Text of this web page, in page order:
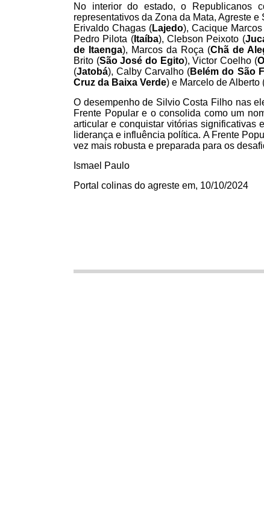
No interior do estado, o Republicanos
representativos da Zona da Mata, Agreste
Erivaldo Chagas (Lajedo), Cacique Marcos
Pedro Pilota (Itaíba), Clebson Peixoto (
de Itaenga), Marcos da Roça (Chã de
Brito (São José do Egito), Victor Coelho (
(Jatobá), Calby Carvalho (Belém do São
Cruz da Baixa Verde) e Marcelo de Alberto
O desempenho de Silvio Costa Filho nas
Frente Popular e o consolida como um
articular e conquistar vitórias significativas
liderança e influência política. A Frente
vez mais robusta e preparada para os
Ismael Paulo
Portal colinas do agreste em, 10/10/2024